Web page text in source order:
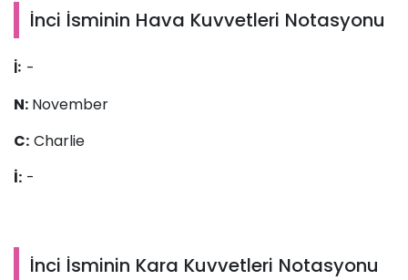
İnci İsminin Hava Kuvvetleri Notasyonu
İ: -
N: November
C: Charlie
İ: -
İnci İsminin Kara Kuvvetleri Notasyonu